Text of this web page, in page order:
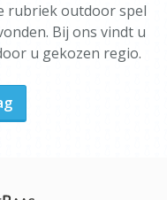
rubriek outdoor spel
Bij ons vindt u
u gekozen regio.